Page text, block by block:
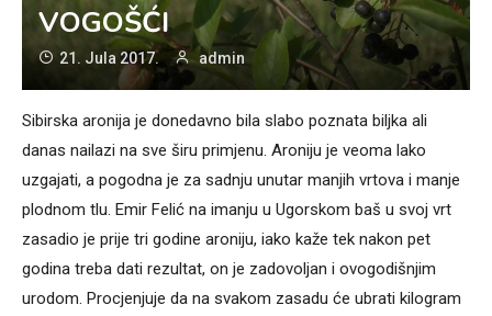
VOGOŠĆI
21. Jula 2017. admin
Sibirska aronija je donedavno bila slabo poznata biljka ali
danas nailazi na sve širu primjenu. Aroniju je veoma lako
uzgajati, a pogodna je za sadnju unutar manjih vrtova i manje
plodnom tlu. Emir Felić na imanju u Ugorskom baš u svoj vrt
zasadio je prije tri godine aroniju, iako kaže tek nakon pet
godina treba dati rezultat, on je zadovoljan i ovogodišnjim
urodom. Procjenjuje da na svakom zasadu će ubrati kilogram